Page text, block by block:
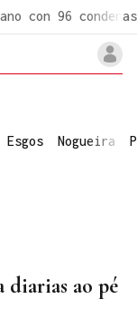
con 96 condenas
Esgos Nogueira
diarias ao pé